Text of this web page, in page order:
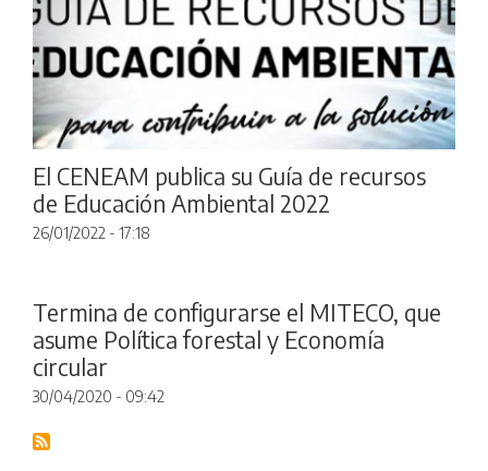
El CENEAM publica su Guía de recursos
de Educación Ambiental 2022
26/01/2022 - 17:18
Termina de configurarse el MITECO, que
asume Política forestal y Economía
circular
30/04/2020 - 09:42